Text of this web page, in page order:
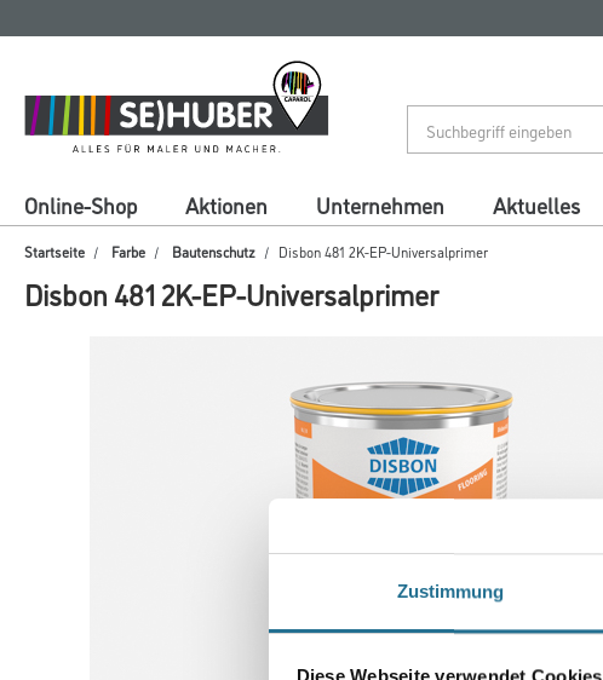
Zustimmung
Diese Webseite verwendet Cookies
springen
springen
Online-Shop Aktionen Unternehmen Aktuelles
Startseite Farbe Bautenschutz Disbon 481 2K-EP-Universalprimer
Disbon 481 2K-EP-Universalprimer